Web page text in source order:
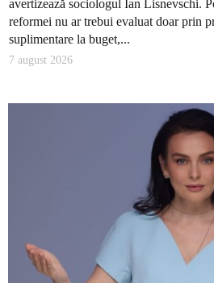
avertizează sociologul Ian Lisnevschi.
reformei nu ar trebui evaluat doar prin
suplimentare la buget,...
7 august 2026